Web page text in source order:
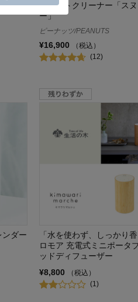
(選べ
ロボットクリーナー「ス
ー」
ピーナッツ/PEANUTS
¥16,900
（税込）
(12)
ンダー
「水を使わず、しっかり
ロモア 充電式ミニポータ
ッドディフューザー
¥8,800
（税込）
(1)